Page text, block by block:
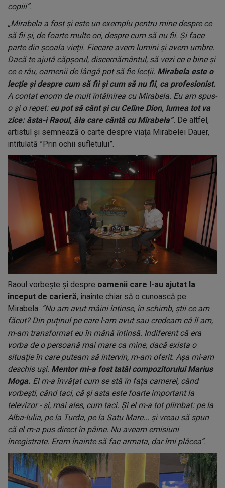
copiii”.
„Mirabela a fost și este un exemplu pentru mine despre ce
să fii și, de foarte multe ori, despre cum să nu fii. Și face
parte din școala vieții. Fiecare avem lumini și avem umbre.
Dacă te ajută căpșorul, discernământul, să vezi ce e bine și
ce e rău, oamenii de lângă pot să fie lecții. Mirabela este o
lecție și despre cum să fii și cum să nu fii, ca profesionist.
A contat enorm de mult întâlnirea cu Mirabela. Eu am spus-
o și o repet: eu pot să cânt și cu Celine Dion, lumea tot va
zice: ăsta-i Raoul, ăla care cântă cu Mirabela”. De altfel,
artistul și semnează o carte despre viața Mirabelei Dauer,
intitulată ”Prin ochii sufletului”.
Raoul vorbește și despre oamenii care l-au ajutat la
început de carieră, înainte chiar să o cunoască pe
Mirabela. ”Nu am avut mâini întinse, în schimb, știi ce am
făcut? Din puținul pe care l-am avut sau credeam că îl am,
m-am transformat eu în mână întinsă. Indiferent că era
vorba de o persoană mai mare ca mine, dacă exista o
situație în care puteam să intervin, m-am oferit. Așa mi-am
deschis uși. Mentor mi-a fost tatăl compozitorului Marius
Moga. El m-a învățat cum se stă în fața camerei, când
vorbești, când taci, că și asta este foarte important la
televizor - și, mai ales, cum taci. Și el m-a tot plimbat: pe la
Alba-Iulia, pe la Turda, pe la Satu Mare... și vreau să spun
că el m-a pus direct în pâine. Nu aveam emisiuni
înregistrate. Eram înainte să fac armata, dar îmi plăcea”.